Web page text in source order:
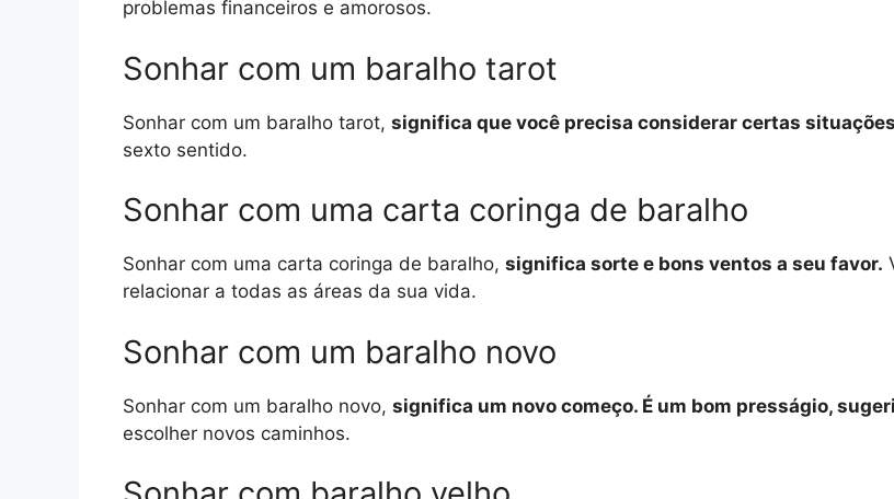
problemas financeiros e amorosos.
Sonhar com um baralho tarot
Sonhar com um baralho tarot, significa que você precisa considerar certas
sexto sentido.
Sonhar com uma carta coringa de baralho
Sonhar com uma carta coringa de baralho, significa sorte e bons ventos a seu favor.
relacionar a todas as áreas da sua vida.
Sonhar com um baralho novo
Sonhar com um baralho novo, significa um novo começo. É um bom presságio,
escolher novos caminhos.